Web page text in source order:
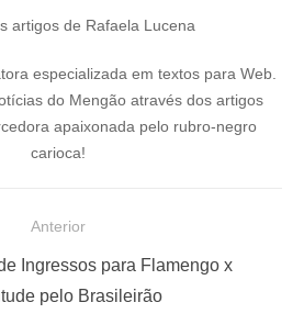
artigos de Rafaela Lucena
especializada em textos para Web.
do Mengão através dos artigos
apaixonada pelo rubro-negro
carioca!
Anterior
Ingressos para Flamengo x
pelo Brasileirão